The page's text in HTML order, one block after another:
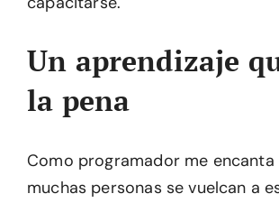
Un aprendizaje
la pena
Como programador me encanta
muchas personas se vuelcan a